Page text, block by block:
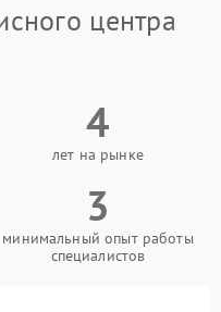
центра
4
лет на рынке
3
минимальный опыт работы
специалистов